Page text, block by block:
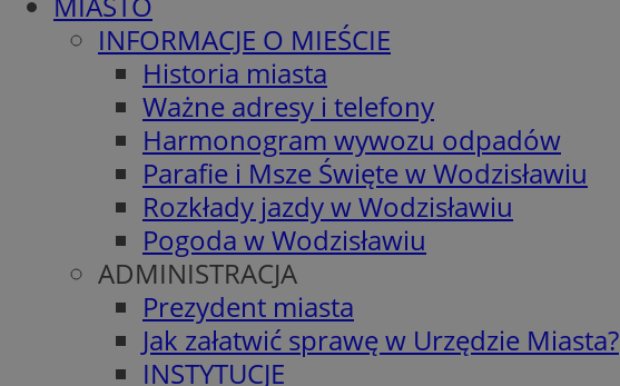
INFORMACJE O MIEŚCIE
Historia miasta
Ważne adresy i telefony
Harmonogram wywozu odpadów
Parafie i Msze Święte w Wodzisławiu
Rozkłady jazdy w Wodzisławiu
Pogoda w Wodzisławiu
ADMINISTRACJA
Prezydent miasta
Jak załatwić sprawę w Urzędzie Miasta?
INSTYTUCJE